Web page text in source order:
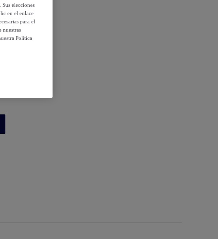
elecciones
en el enlace
para el
nuestras
Política